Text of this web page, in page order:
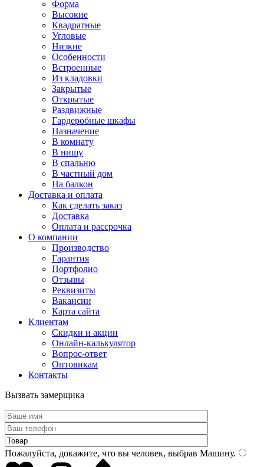
Форма
Высокие
Квадратные
Угловые
Низкие
Особенности
Встроенные
Из кладовки
Закрытые
Открытые
Раздвижные
Гардеробные шкафы
Назначение
В комнату
В нишу
В спальню
В частный дом
На балкон
Доставка и оплата
Как сделать заказ
Доставка
Оплата и рассрочка
О компании
Производство
Гарантия
Портфолио
Отзывы
Реквизиты
Вакансии
Карта сайта
Клиентам
Скидки и акции
Онлайн-калькулятор
Вопрос-ответ
Оптовикам
Контакты
Вызвать замерщика
Пожалуйста, докажите, что вы человек, выбрав Машину.